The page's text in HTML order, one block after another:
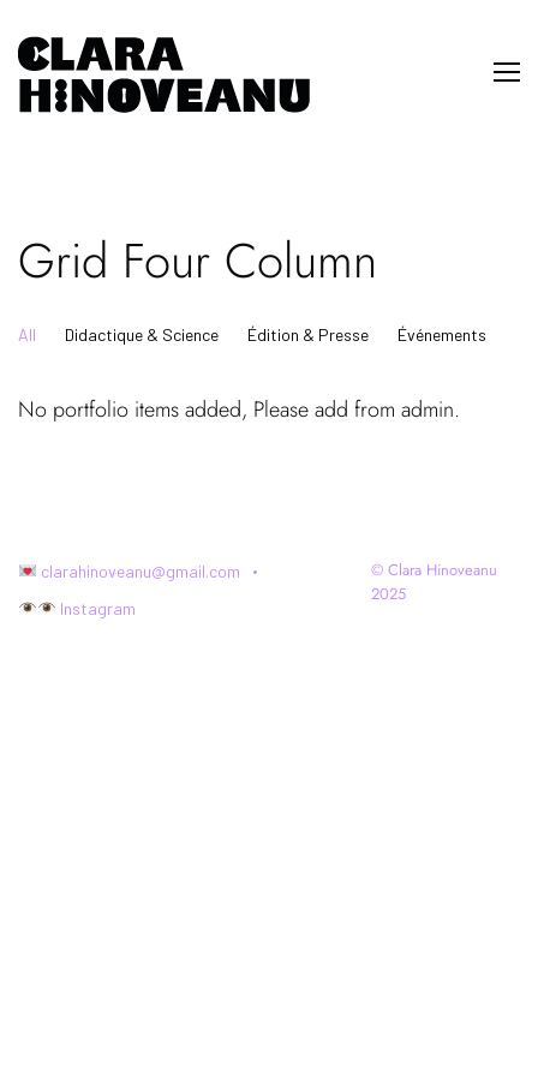
Grid Four Column
All Didactique & Science Édition & Presse Événements
No portfolio items added, Please add from admin.
clarahinoveanu@gmail.com
Instagram
© Clara Hinoveanu
2025